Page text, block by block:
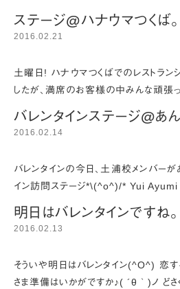
ステージ@ハナウマつくば。
2016.02.21
土曜日! ハナウマつくばでのレストラ
したが、満席のお客様の中みんな頑張
バレンタインステージ@あ
2016.02.14
バレンタインの今日、土浦校メンバー
イン訪問ステージ*\(^o^)/* Yui
明日はバレンタインですね。
2016.02.13
そういや明日はバレンタイン(^O^) 恋
さま準備はいかがですか♪( ´θ｀)ノ ど